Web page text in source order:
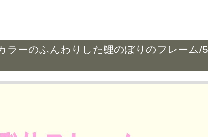
ラーのふんわりした鯉のぼりのフレーム/5